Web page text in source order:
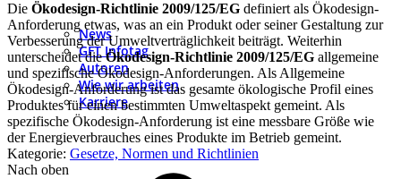
News
GFT Infotag
Autoren
Wie wir arbeiten
Karriere
Die Ökodesign-Richtlinie 2009/125/EG definiert als Ökodesign-
Anforderung etwas, was an ein Produkt oder seiner Gestaltung zur
Verbesserung der Umweltverträglichkeit beiträgt. Weiterhin
unterscheidet dieÖkodesign-Richtlinie 2009/125/EG allgemeine
und spezifische Ökodesign-Anforderungen. Als Allgemeine
Ökodesign-Anforderung ist das gesamte ökologische Profil eines
Produktes für einen bestimmten Umweltaspekt gemeint. Als
spezifische Ökodesign-Anforderung ist eine messbare Größe wie
der Energieverbrauches eines Produkte im Betrieb gemeint.
Kategorie: Gesetze, Normen und Richtlinien
Nach oben